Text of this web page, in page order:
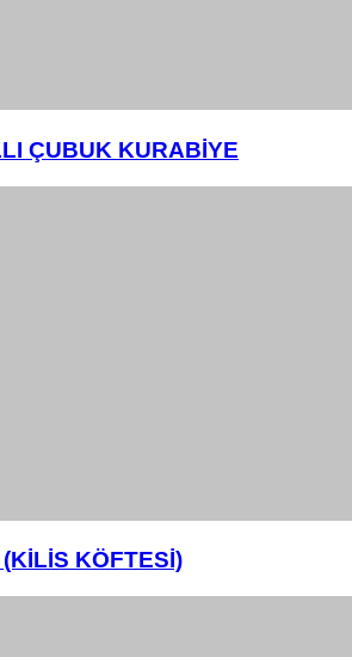
ÇUBUK KURABİYE
KÖFTESİ)